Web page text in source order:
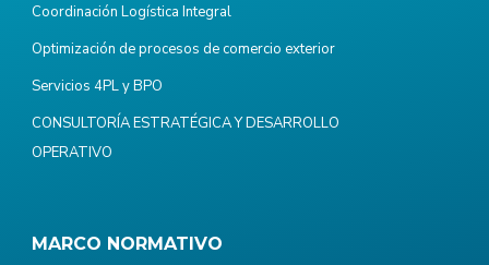
Coordinación Logística Integral
Optimización de procesos de comercio exterior
Servicios 4PL y BPO
CONSULTORÍA ESTRATÉGICA Y DESARROLLO
OPERATIVO
MARCO NORMATIVO